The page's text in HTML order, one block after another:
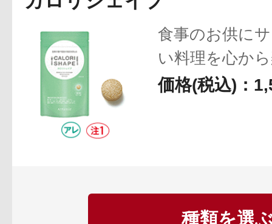
健康食品／サプ
食事のお供に
い料理を心か
糖や脂肪の吸
価格(税込)：
種類を選